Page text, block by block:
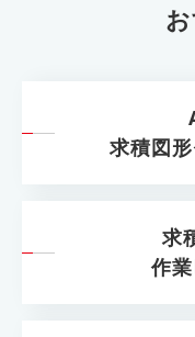
求積図
求
作